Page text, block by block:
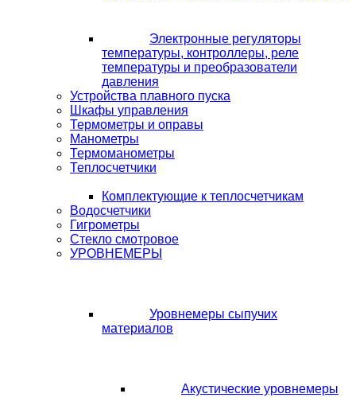
Электронные регуляторы
температуры, контроллеры, реле
температуры и преобразователи
давления
Устройства плавного пуска
Шкафы управления
Термометры и оправы
Манометры
Термоманометры
Теплосчетчики
Комплектующие к теплосчетчикам
Водосчетчики
Гигрометры
Стекло смотровое
УРОВНЕМЕРЫ
Уровнемеры сыпучих
материалов
Акустические уровнемеры